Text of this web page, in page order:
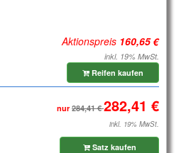
Aktionspreis
inkl. 19% MwSt.
Reifen kaufen
nur
inkl. 19% MwSt.
Satz kaufen